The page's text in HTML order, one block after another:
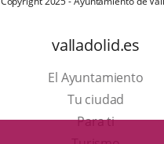
valladolid.es
El Ayuntamiento
Tu ciudad
Para ti